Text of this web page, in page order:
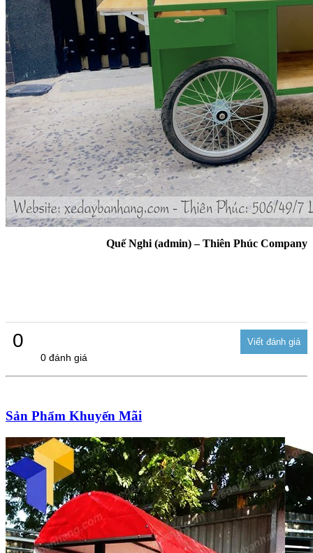
Quế Nghi (admin) – Thiên Phúc Company
0
0 đánh giá
Sản Phẩm Khuyến Mãi